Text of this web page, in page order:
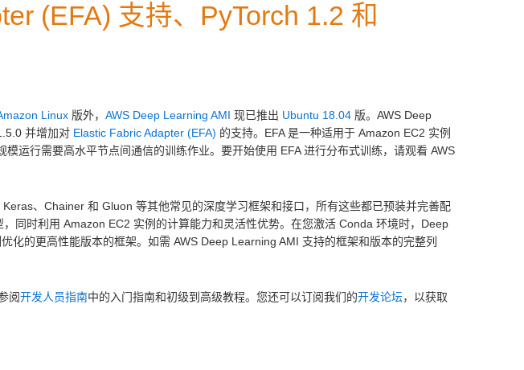
(EFA) 支持、PyTorch 1.2 和
Linux 版外， AWS Deep Learning AMI 现已推出 Ubuntu 18.04 版。AWS Deep
并增加对 Elastic Fabric Adapter (EFA) 的支持。EFA 是一种适用于 Amazon EC2 实例
运行需要高水平节点间通信的训练作业。要开始使用 EFA 进行分布式训练，请观看 AWS
、Chainer 和 Gluon 等其他常见的深度学习框架和接口，所有这些都已预装并完善配
同时利用 Amazon EC2 实例的计算能力和灵活性优势。在您激活 Conda 环境时，Deep
化的更高性能版本的框架。如需 AWS Deep Learning AMI 支持的框架和版本的完整列
阅开发人员指南中的入门指南和初级到高级教程。您还可以订阅我们的开发论坛，以获取